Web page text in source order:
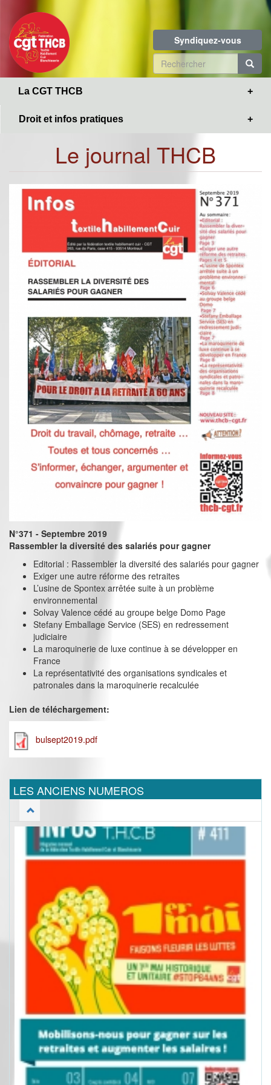
contenu
principal
Syndiquez-vous
Formulaire
de
La CGT THCB
Droit et infos pratiques
Le journal THCB
N°371 - Septembre 2019
Rassembler la diversité des salariés pour gagner
Editorial : Rassembler la diversité des salariés pour gagner
Exiger une autre réforme des retraites
L’usine de Spontex arrêtée suite à un problème
environnemental
Solvay Valence cédé au groupe belge Domo Page
Stefany Emballage Service (SES) en redressement
judiciaire
La maroquinerie de luxe continue à se développer en
France
La représentativité des organisations syndicales et
patronales dans la maroquinerie recalculée
Lien de téléchargement:
bulsept2019.pdf
LES ANCIENS NUMEROS